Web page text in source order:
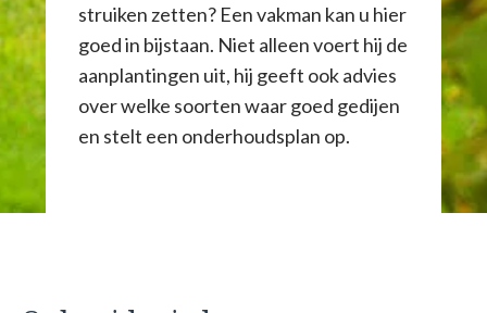
struiken zetten? Een vakman kan u hier
goed in bijstaan. Niet alleen voert hij de
aanplantingen uit, hij geeft ook advies
over welke soorten waar goed gedijen
en stelt een onderhoudsplan op.